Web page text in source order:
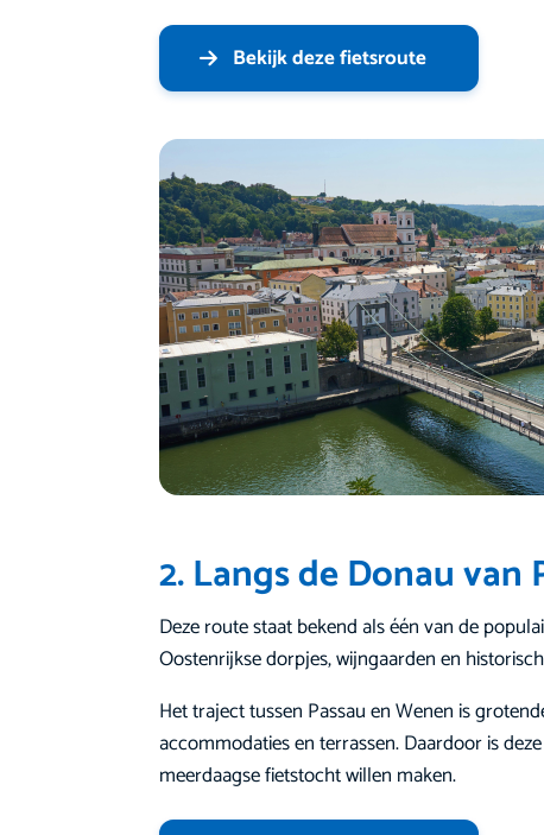
Bekijk deze fietsroute
2. Langs de Donau
Deze route staat bekend als één van de
Oostenrijkse dorpjes, wijngaarden en
Het traject tussen Passau en Wenen is
accommodaties en terrassen. Daardoor is
meerdaagse fietstocht willen maken.